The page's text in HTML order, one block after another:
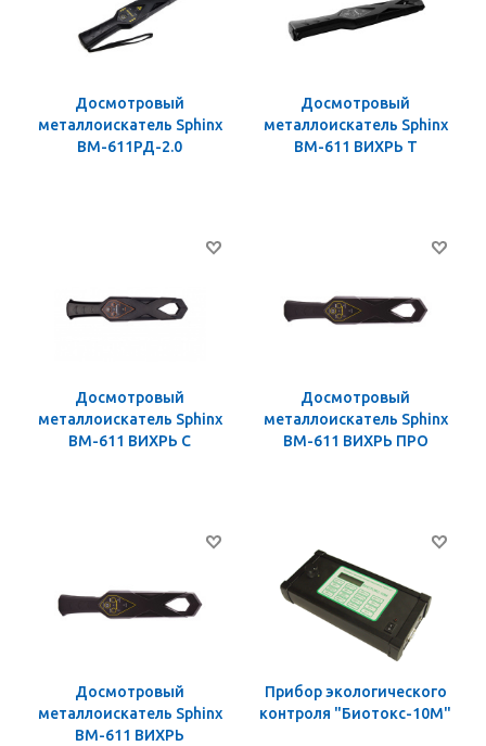
Досмотровый
металлоискатель Sphinx
ВМ-611РД-2.0
Досмотровый
металлоискатель Sphinx
ВМ-611 ВИХРЬ Т
Досмотровый
металлоискатель Sphinx
ВМ-611 ВИХРЬ С
Досмотровый
металлоискатель Sphinx
ВМ-611 ВИХРЬ ПРО
Досмотровый
металлоискатель Sphinx
ВМ-611 ВИХРЬ
Прибор экологического
контроля "Биотокс-10М"